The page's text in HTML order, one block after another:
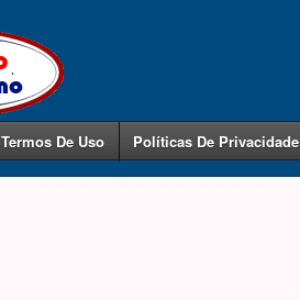
Termos De Uso Políticas De Privacidade